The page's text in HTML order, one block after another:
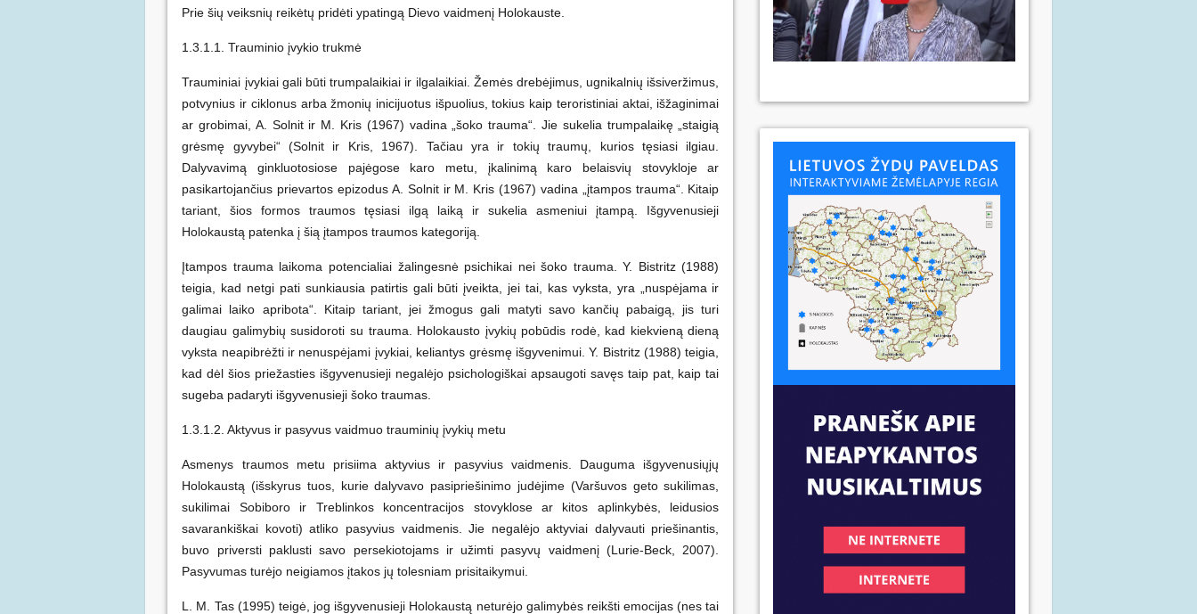
Prie šių veiksnių reikėtų pridėti ypatingą Dievo vaidmenį Holokauste.
1.3.1.1. Trauminio įvykio trukmė
Trauminiai įvykiai gali būti trumpalaikiai ir ilgalaikiai. Žemės drebėjimus, ugnikalnių išsiveržimus,
potvynius ir ciklonus arba žmonių inicijuotus išpuolius, tokius kaip teroristiniai aktai, išžaginimai
ar grobimai, A. Solnit ir M. Kris (1967) vadina „šoko trauma“. Jie sukelia trumpalaikę „staigią
grėsmę gyvybei“ (Solnit ir Kris, 1967). Tačiau yra ir tokių traumų, kurios tęsiasi ilgiau.
Dalyvavimą ginkluotosiose pajėgose karo metu, įkalinimą karo belaisvių stovykloje ar
pasikartojančius prievartos epizodus A. Solnit ir M. Kris (1967) vadina „įtampos trauma“. Kitaip
tariant, šios formos traumos tęsiasi ilgą laiką ir sukelia asmeniui įtampą. Išgyvenusieji
Holokaustą patenka į šią įtampos traumos kategoriją.
Įtampos trauma laikoma potencialiai žalingesnė psichikai nei šoko trauma. Y. Bistritz (1988)
teigia, kad netgi pati sunkiausia patirtis gali būti įveikta, jei tai, kas vyksta, yra „nuspėjama ir
galimai laiko apribota“. Kitaip tariant, jei žmogus gali matyti savo kančių pabaigą, jis turi
daugiau galimybių susidoroti su trauma. Holokausto įvykių pobūdis rodė, kad kiekvieną dieną
vyksta neapibrėžti ir nenuspėjami įvykiai, keliantys grėsmę išgyvenimui. Y. Bistritz (1988) teigia,
kad dėl šios priežasties išgyvenusieji negalėjo psichologiškai apsaugoti savęs taip pat, kaip tai
sugeba padaryti išgyvenusieji šoko traumas.
1.3.1.2. Aktyvus ir pasyvus vaidmuo trauminių įvykių metu
Asmenys traumos metu prisiima aktyvius ir pasyvius vaidmenis. Dauguma išgyvenusiųjų
Holokaustą (išskyrus tuos, kurie dalyvavo pasipriešinimo judėjime (Varšuvos geto sukilimas,
sukilimai Sobiboro ir Treblinkos koncentracijos stovyklose ar kitos aplinkybės, leidusios
savarankiškai kovoti) atliko pasyvius vaidmenis. Jie negalėjo aktyviai dalyvauti priešinantis,
buvo priversti paklusti savo persekiotojams ir užimti pasyvų vaidmenį (Lurie-Beck, 2007).
Pasyvumas turėjo neigiamos įtakos jų tolesniam prisitaikymui.
L. M. Tas (1995) teigė, jog išgyvenusieji Holokaustą neturėjo galimybės reikšti emocijas (nes tai